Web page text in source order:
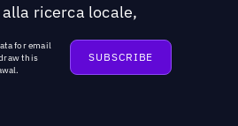
ricerca locale,
for email
this